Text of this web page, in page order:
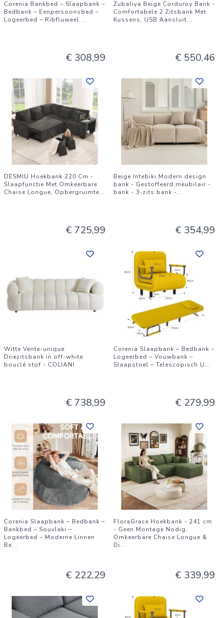
Corenia Bankbed – Slaapbank –
Bedbank – Eenpersoonsbed –
Logeerbed – Ribfluweel ...
€ 308,99
Zubaliya Beige Corduroy Bank -
Comfortabele 2 Zitsbank Met
Kussens, USB Aansluit...
€ 550,46
DESMIU Hoekbank 220 Cm -
Slaapfunctie Met Omkeerbare
Chaise Longue, Opbergruimte...
€ 725,99
Beige Intebiki Modern design
bank - Gestoffeerd meubilair -
bank - 3-zits bank -...
€ 354,99
Witte Vente-unique
Driezitsbank in off-white
bouclé stof - COLIANI
€ 738,99
Corenia Slaapbank – Bedbank –
Logeerbed – Vouwbank –
Slaapstoel – Telescopisch U...
€ 279,99
Corenia Slaapbank – Bedbank –
Bankbed – Souvlaki –
Logeerbed – Moderne Linnen
Be...
€ 222,29
FloraGrace Hoekbank - 241 cm
- Geen Montage Nodig,
Omkeerbare Chaise Longue &
Di...
€ 339,99